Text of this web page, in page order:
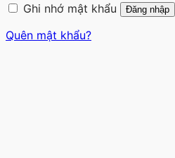
Ghi nhớ mật khẩu
Đăng nhập
Quên mật khẩu?